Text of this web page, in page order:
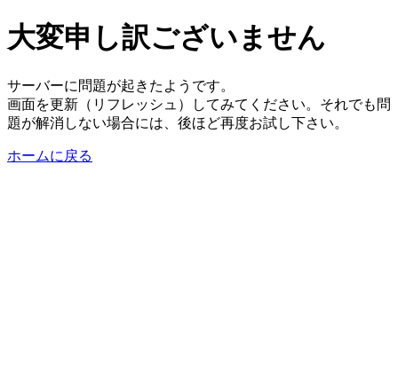
大変申し訳ございません
サーバーに問題が起きたようです。
画面を更新（リフレッシュ）してみてください。それでも問
題が解消しない場合には、後ほど再度お試し下さい。
ホームに戻る